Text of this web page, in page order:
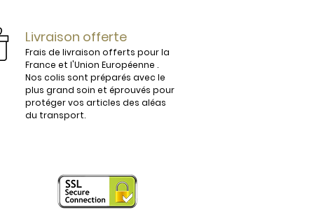
vous conviendra parfaitement.
France sont légèrement
boucle de ceinture pour apporter
Livraison offerte
Frais de livraison offerts pour la
France et l'Union Européenne .
Nos colis sont préparés avec le
plus grand soin et éprouvés pour
protéger vos articles des aléas
du transport.